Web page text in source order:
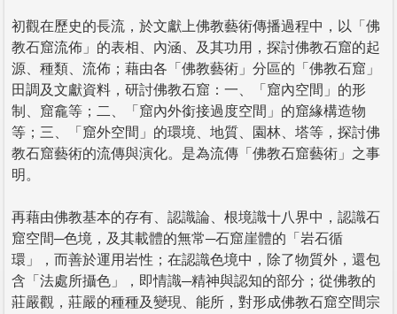
初觀在歷史的長流，於文獻上佛教藝術傳播過程中，以「佛
教石窟流佈」的表相、內涵、及其功用，探討佛教石窟的起
源、種類、流佈；藉由各「佛教藝術」分區的「佛教石窟」
田調及文獻資料，研討佛教石窟：一、「窟內空間」的形
制、窟龕等；二、「窟內外銜接過度空間」的窟緣構造物
等；三、「窟外空間」的環境、地質、園林、塔等，探討佛
教石窟藝術的流傳與演化。是為流傳「佛教石窟藝術」之事
明。
再藉由佛教基本的存有、認識論、根境識十八界中，認識石
窟空間─色境，及其載體的無常─石窟崖體的「岩石循
環」，而善於運用岩性；在認識色境中，除了物質外，還包
含「法處所攝色」，即情識─精神與認知的部分；從佛教的
莊嚴觀，莊嚴的種種及變現、能所，對形成佛教石窟空間宗